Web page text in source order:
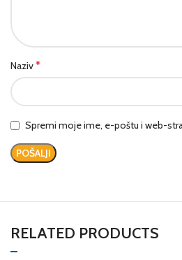
Naziv*
Spremi moje ime, e-poštu i web-
RELATED PRODUCTS